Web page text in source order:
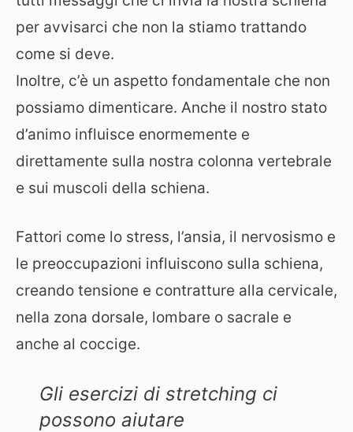
per avvisarci che non la stiamo trattando
come si deve.
Inoltre, c’è un aspetto fondamentale che non
possiamo dimenticare. Anche il nostro stato
d’animo influisce enormemente e
direttamente sulla nostra colonna vertebrale
e sui muscoli della schiena.
Fattori come lo stress, l’ansia, il nervosismo e
le preoccupazioni influiscono sulla schiena,
creando tensione e contratture alla cervicale,
nella zona dorsale, lombare o sacrale e
anche al coccige.
Gli esercizi di stretching ci
possono aiutare